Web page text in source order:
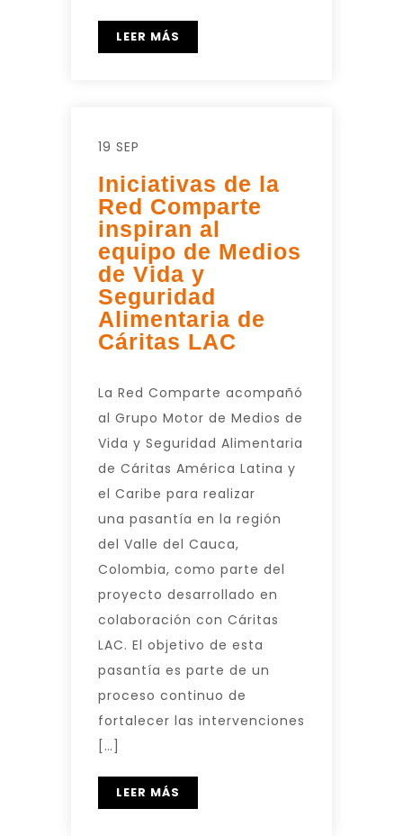
LEER MÁS
19 SEP
Iniciativas de la
Red Comparte
inspiran al
equipo de Medios
de Vida y
Seguridad
Alimentaria de
Cáritas LAC
La Red Comparte acompañó
al Grupo Motor de Medios de
Vida y Seguridad Alimentaria
de Cáritas América Latina y
el Caribe para realizar
una pasantía en la región
del Valle del Cauca,
Colombia, como parte del
proyecto desarrollado en
colaboración con Cáritas
LAC. El objetivo de esta
pasantía es parte de un
proceso continuo de
fortalecer las intervenciones
[…]
LEER MÁS